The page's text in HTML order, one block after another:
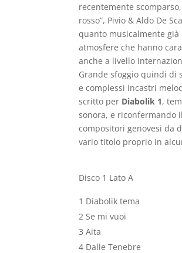
recentemente
rosso”, Pivio & Aldo De
quanto musicalmente
atmosfere che hanno
anche a livello
Grande sfoggio quindi di
e complessi incastri
scritto per Diabolik 1,
sonora, e riconfermando
compositori genovesi da
vario titolo proprio in
Disco 1 Lato A
1 Diabolik tema
2 Se mi vuoi
3 Aita
4 Dalle Tenebre